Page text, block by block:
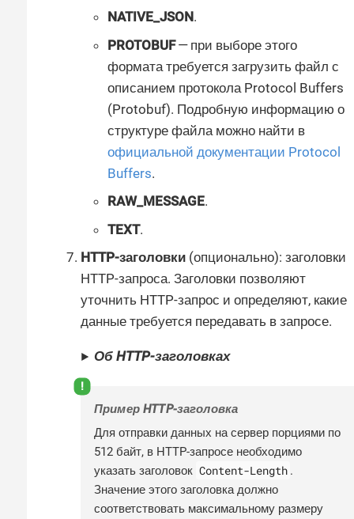
NATIVE_JSON.
PROTOBUF— при выборе этого
формата требуется загрузить файл с
описанием протокола Protocol Buffers
(Protobuf). Подробную информацию о
структуре файла можно найти в
официальной документации Protocol
Buffers.
RAW_MESSAGE.
TEXT.
HTTP-заголовки (опционально): заголовки
HTTP-запроса. Заголовки позволяют
уточнить HTTP-запрос и определяют, какие
данные требуется передавать в запросе.
Об HTTP-заголовках
Пример HTTP-заголовка
Для отправки данных на сервер порциями по
512 байт, в HTTP-запросе необходимо
указать заголовок Content-Length .
Значение этого заголовка должно
соответствовать максимальному размеру